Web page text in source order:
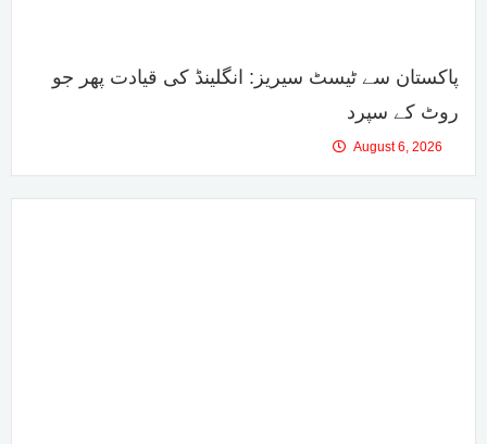
پاکستان سے ٹیسٹ سیریز: انگلینڈ کی قیادت پھر جو
روٹ کے سپرد
August 6, 2026